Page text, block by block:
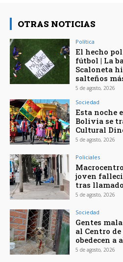
OTRAS NOTICIAS
Política
El hecho
fútbol | La
Scaloneta
salteños
5 de agosto, 2026
Sociedad
Esta noche
Bolivia se
Cultural
5 de agosto, 2026
Policiales
joven
tras
5 de agosto, 2026
Sociedad
Gentes
al Centro
obedecen a
5 de agosto, 2026